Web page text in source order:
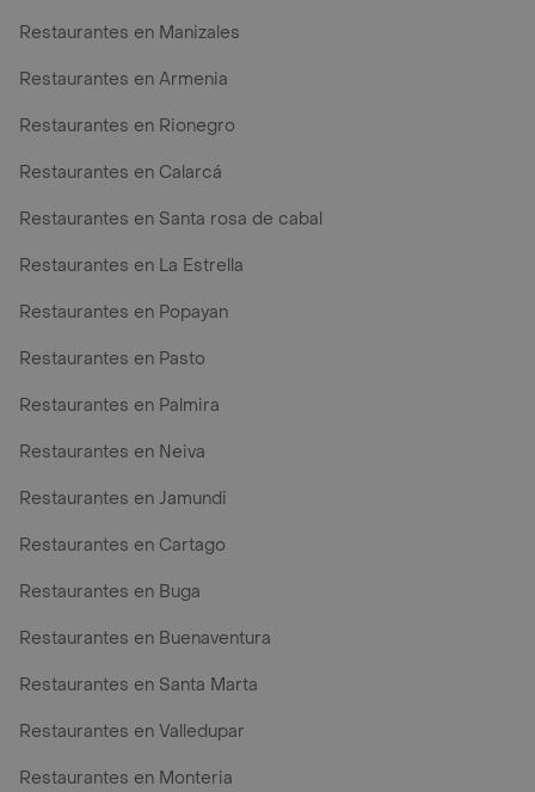
Restaurantes en Manizales
Restaurantes en Armenia
Restaurantes en Rionegro
Restaurantes en Calarcá
Restaurantes en Santa rosa de cabal
Restaurantes en La Estrella
Restaurantes en Popayan
Restaurantes en Pasto
Restaurantes en Palmira
Restaurantes en Neiva
Restaurantes en Jamundi
Restaurantes en Cartago
Restaurantes en Buga
Restaurantes en Buenaventura
Restaurantes en Santa Marta
Restaurantes en Valledupar
Restaurantes en Monteria